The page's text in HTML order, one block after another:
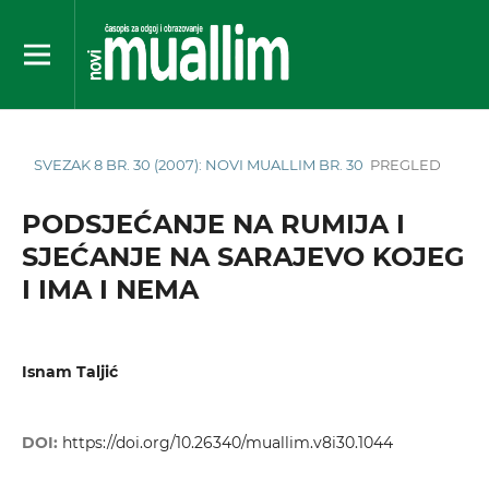
SVEZAK 8 BR. 30 (2007): NOVI MUALLIM BR. 30 PREGLED
PODSJEĆANJE NA RUMIJA I
SJEĆANJE NA SARAJEVO KOJEG
I IMA I NEMA
Isnam Taljić
DOI: https://doi.org/10.26340/muallim.v8i30.1044